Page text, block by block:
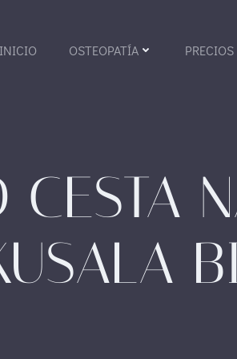
INICIO OSTEOPATÍA PRECIOS
CESTA